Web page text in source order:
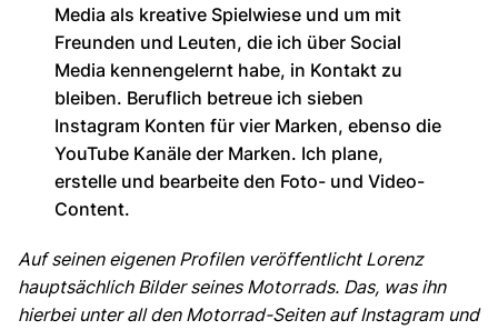
Media als kreative Spielwiese und um mit
Freunden und Leuten, die ich über Social
Media kennengelernt habe, in Kontakt zu
bleiben. Beruflich betreue ich sieben
Instagram Konten für vier Marken, ebenso die
YouTube Kanäle der Marken. Ich plane,
erstelle und bearbeite den Foto- und Video-
Content.
Auf seinen eigenen Profilen veröffentlicht Lorenz
hauptsächlich Bilder seines Motorrads. Das, was ihn
hierbei unter all den Motorrad-Seiten auf Instagram und